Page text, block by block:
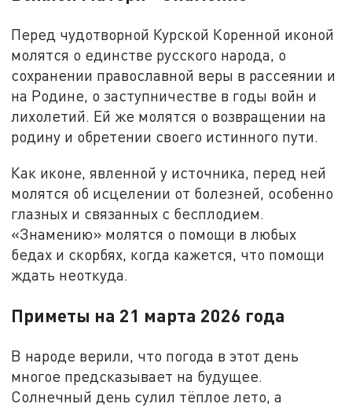
Перед чудотворной Курской Коренной иконой
молятся о единстве русского народа, о
сохранении православной веры в рассеянии и
на Родине, о заступничестве в годы войн и
лихолетий. Ей же молятся о возвращении на
родину и обретении своего истинного пути.
Как иконе, явленной у источника, перед ней
молятся об исцелении от болезней, особенно
глазных и связанных с бесплодием.
«Знамению» молятся о помощи в любых
бедах и скорбях, когда кажется, что помощи
ждать неоткуда.
Приметы на 21 марта 2026 года
В народе верили, что погода в этот день
многое предсказывает на будущее.
Солнечный день сулил тёплое лето, а